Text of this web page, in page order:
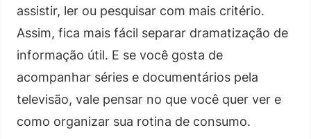
assistir, ler ou pesquisar com mais critério.
Assim, fica mais fácil separar dramatização de
informação útil. E se você gosta de
acompanhar séries e documentários pela
televisão, vale pensar no que você quer ver e
como organizar sua rotina de consumo.